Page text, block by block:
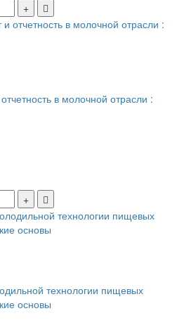
в молочной отрасли :
технологии пищевых
основы